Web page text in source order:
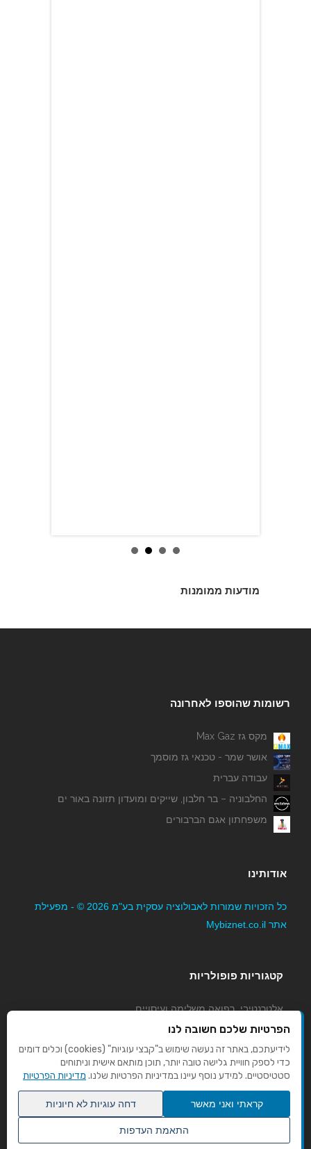
מודעות ממומנות
רשומות שהוספו לאחרונה
מקס גז Max Gaz
אושר שמר - טכנאי גז מוסמך
עבודה עברית
החלבוניה – בר חלבון, שייקים ומועדון תזונה באור ים
משפחתון אגם הברבורים
אודותינו
כל הזכויות שמורות לאבולוציה עסקית בע"מ 2026 © - מפעילת
אתר Mybiznet.co.il
קטגוריות פופולריות
אלטרנטיבי, רפואה משלימה ועיסויים
גני ילדים, משפחתונים וצהרונים
קוסמטיקה טיפוח ויופי
מורים לנהיגה
הפרטיות שלכם חשובה לנו
לידיעתכם, באתר זה נעשה שימוש ב"קבצי עוגיות" (cookies) וכלים דומים
כדי לספק חוויית גלישה טובה יותר, תוכן מותאם אישית וניתוחים
סטטיסטיים. למידע נוסף עיינו במדיניות הפרטיות שלנו. מדיניות הפרטיות
קראתי ואני מאשר דחה עוגיות לא חיוניות
התאמת העדפות
שנו העדפות פרטיות